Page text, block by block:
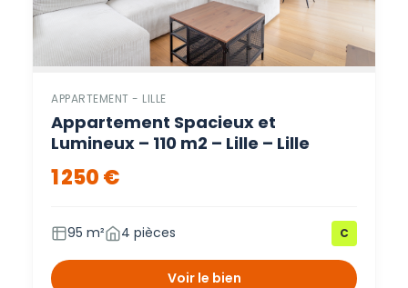
APPARTEMENT - LILLE
Appartement Spacieux et
Lumineux – 110 m2 – Lille – Lille
1 250 €
95 m² 4 pièces C
Voir le bien